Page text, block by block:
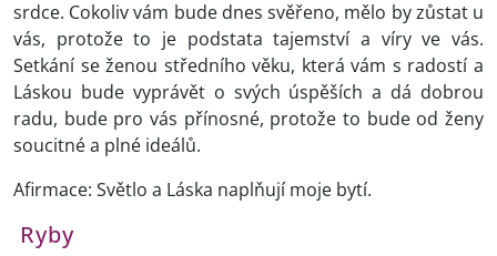
srdce. Cokoliv vám bude dnes svěřeno, mělo by zůstat u
vás, protože to je podstata tajemství a víry ve vás.
Setkání se ženou středního věku, která vám s radostí a
Láskou bude vyprávět o svých úspěších a dá dobrou
radu, bude pro vás přínosné, protože to bude od ženy
soucitné a plné ideálů.
Afirmace: Světlo a Láska naplňují moje bytí.
Ryby